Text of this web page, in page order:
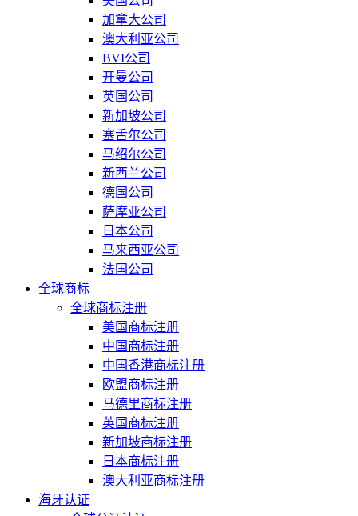
加拿大公司
澳大利亚公司
BVI公司
开曼公司
英国公司
新加坡公司
塞舌尔公司
马绍尔公司
新西兰公司
德国公司
萨摩亚公司
日本公司
马来西亚公司
法国公司
全球商标
全球商标注册
美国商标注册
中国商标注册
中国香港商标注册
欧盟商标注册
马德里商标注册
英国商标注册
新加坡商标注册
日本商标注册
澳大利亚商标注册
海牙认证